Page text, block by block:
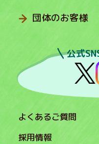
団体のお客様
公式
よくあるご質問
採用情報